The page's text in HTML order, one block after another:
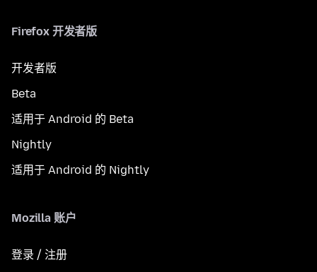
Firefox 开发者版
开发者版
Beta
适用于 Android 的 Beta
Nightly
适用于 Android 的 Nightly
Mozilla 账户
登录 / 注册